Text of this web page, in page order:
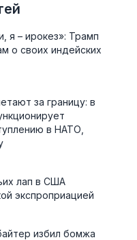
я – ирокез»: Трамп
о своих индейских
за границу: в
в НАТО,
лап в США
экспроприацией
избил бомжа